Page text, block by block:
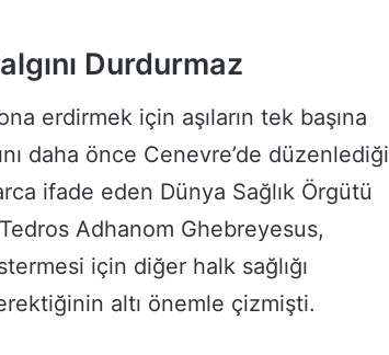
Durdurmaz
erdirmek için aşıların tek başına
daha önce Cenevre’de düzenlediği
ifade eden Dünya Sağlık Örgütü
Adhanom Ghebreyesus,
için diğer halk sağlığı
altı önemle çizmişti.